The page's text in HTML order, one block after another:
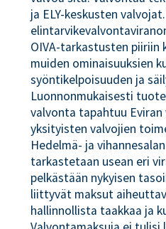
ja ELY-keskusten
OIVA-tarkastusten piiriin
muiden ominaisuuksien
syöntikelpoisuuden ja
Luonnonmukaisesti
valvonta tapahtuu
yksityisten valvojien
Hedelmä- ja
tarkastetaan usean eri
pelkästään nykyisen
liittyvät maksut
hallinnollista taakkaa ja